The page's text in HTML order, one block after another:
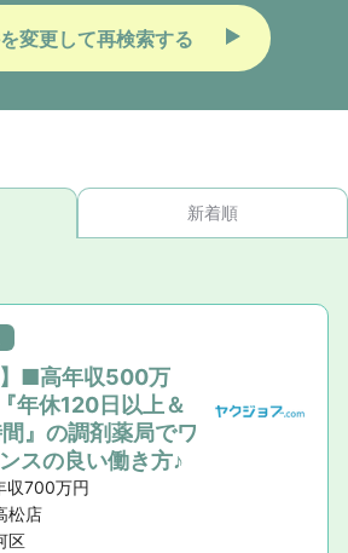
変更して再検索する
新着順
】■高年収500万
年休120日以上＆
』の調剤薬局でワ
スの良い働き方♪
収700万円
松店
区